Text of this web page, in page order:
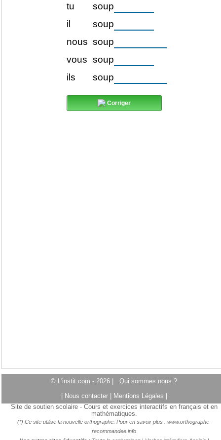
tu
soup
il
soup
nous soup
vous soup
ils
soup
Corriger
© L'instit.com - 2026 | Qui sommes nous ?
Nous contacter Mentions Légales
Site de soutien scolaire - Cours et exercices interactifs en français et en
mathématiques.
(*) Ce site utilise la nouvelle orthographe. Pour en savoir plus : www.orthographe-
recommandee.info